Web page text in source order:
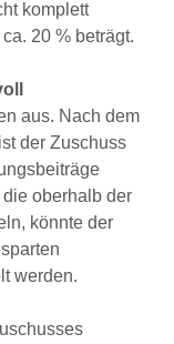
komplett
20 % beträgt.
aus. Nach dem
der Zuschuss
oberhalb der
könnte der
werden.